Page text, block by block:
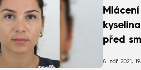
před
8. zář 2021,